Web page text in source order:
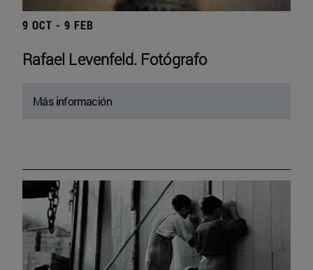
9 OCT - 9 FEB
Rafael Levenfeld. Fotógrafo
Más información